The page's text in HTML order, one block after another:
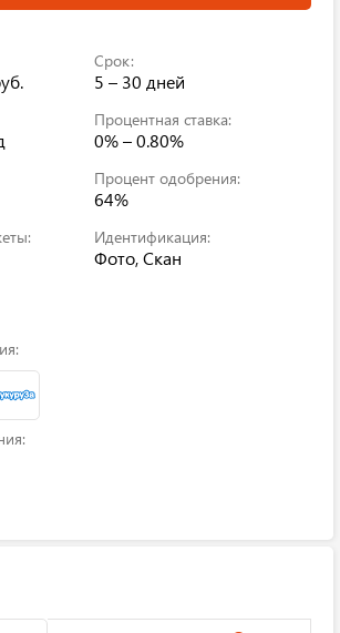
Срок:
5 – 30 дней
Процентная ставка:
0% – 0.80%
Процент одобрения:
64%
Идентификация:
Фото, Скан